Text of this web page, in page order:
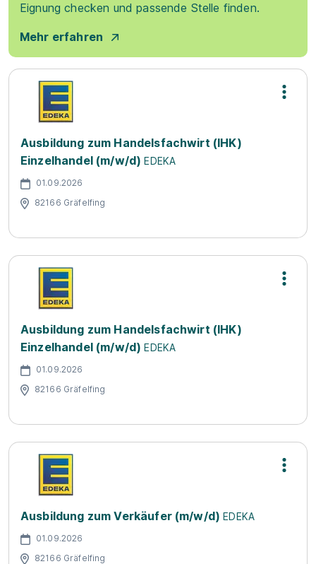
Eignung checken und passende Stelle finden.
Mehr erfahren
Ausbildung zum Handelsfachwirt (IHK)
Einzelhandel (m/w/d) EDEKA
01.09.2026
82166 Gräfelfing
Ausbildung zum Handelsfachwirt (IHK)
Einzelhandel (m/w/d) EDEKA
01.09.2026
82166 Gräfelfing
Ausbildung zum Verkäufer (m/w/d) EDEKA
01.09.2026
82166 Gräfelfing